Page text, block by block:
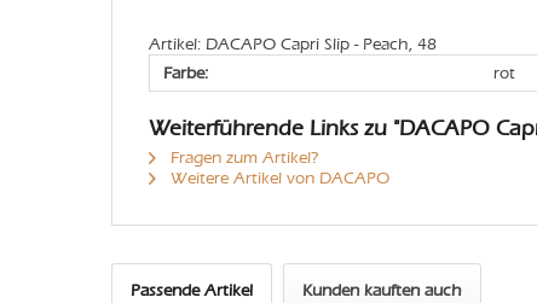
Artikel: DACAPO Capri Slip - Peach, 48
Farbe:
rot
Weiterführende Links zu "DACAPO
Fragen zum Artikel?
Weitere Artikel von DACAPO
Passende Artikel Kunden kauften auch